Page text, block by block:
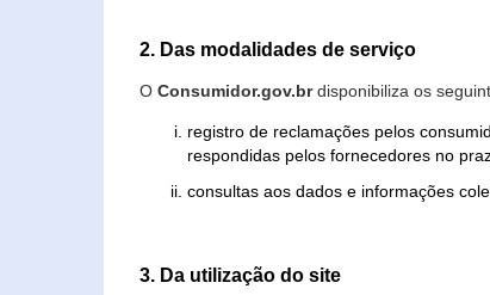
2. Das modalidades de serviço
O Consumidor.gov.brdisponibiliza os
registro de reclamações pelos
respondidas pelos fornecedores no
consultas aos dados e informações
3. Da utilização do site